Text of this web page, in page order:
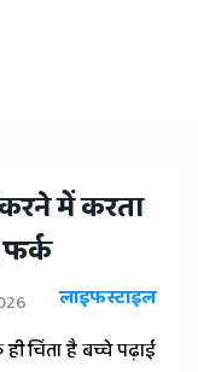
में करता
लाइफस्टाइल
चिंता है बच्चे पढ़ाई